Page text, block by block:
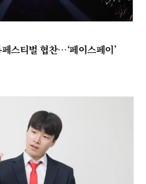
스티벌 협찬…‘페이스페이’